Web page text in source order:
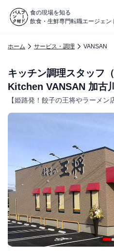
食の現場を知る
飲食・生鮮専門転職エージェン
ホーム サービス・調理 VANSAN
キッチン調理スタッフ
Kitchen VANSAN 加古
【姫路発！餃子の王将やラーメン